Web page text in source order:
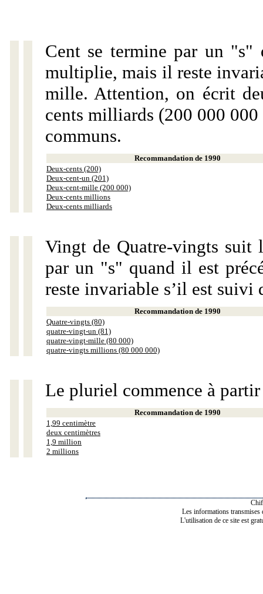
Cent se termine par un "s"
multiplie, mais il reste
mille. Attention, on écrit
cents milliards (200 000
communs.
Recommandation de 1990
Deux-cents (200)
Deux-cent-un (201)
Deux-cent-mille (200 000)
Deux-cents millions
Deux-cents milliards
Vingt de Quatre-vingts suit
par un "s" quand il est
reste invariable s’il est suivi
Recommandation de 1990
Quatre-vingts (80)
quatre-vingt-un (81)
quatre-vingt-mille (80 000)
quatre-vingts millions (80 000 000)
Le pluriel commence à
Recommandation de 1990
1,99 centimètre
deux centimètres
1,9 million
2 millions
Les informations transmises
L'utilisation de ce site est